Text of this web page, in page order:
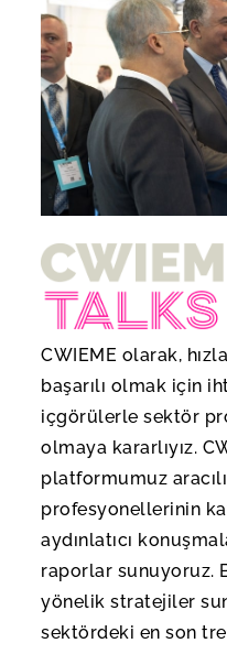
CWIEME olarak,
başarılı olmak için
içgörülerle sektör
olmaya kararlıyız.
platformumuz
profesyonellerinin
aydınlatıcı
raporlar sunuyoruz.
yönelik stratejiler
sektördeki en son